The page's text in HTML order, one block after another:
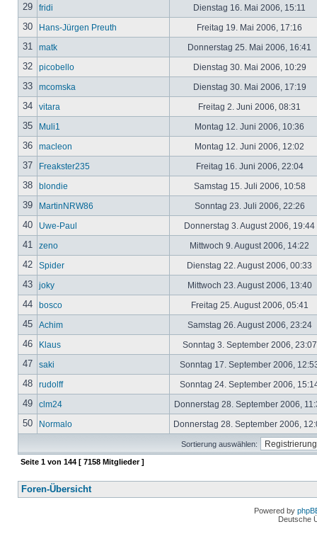
29 fridi Dienstag 16. Mai 2006, 15:11
30 Hans-Jürgen Preuth Freitag 19. Mai 2006, 17:16
31 matk Donnerstag 25. Mai 2006, 16:41
32 picobello Dienstag 30. Mai 2006, 10:29
33 mcomska Dienstag 30. Mai 2006, 17:19
34 vitara Freitag 2. Juni 2006, 08:31
35 Muli1 Montag 12. Juni 2006, 10:36
36 macleon Montag 12. Juni 2006, 12:02
37 Freakster235 Freitag 16. Juni 2006, 22:04
38 blondie Samstag 15. Juli 2006, 10:58
39 MartinNRW86 Sonntag 23. Juli 2006, 22:26
40 Uwe-Paul Donnerstag 3. August 2006, 19:44
41 zeno Mittwoch 9. August 2006, 14:22
42 Spider Dienstag 22. August 2006, 00:33
43 joky Mittwoch 23. August 2006, 13:40
44 bosco Freitag 25. August 2006, 05:41
45 Achim Samstag 26. August 2006, 23:24
46 Klaus Sonntag 3. September 2006,
47 saki Sonntag 17. September 2006,
48 rudolff Sonntag 24. September 2006,
49 clm24 Donnerstag 28. September 2006,
50 Normalo Donnerstag 28. September 2006,
Sortierung auswählen:
Seite 1 von 144 [ 7158 Mitglieder ]
Foren-Übersicht
Powered by
Deutsche